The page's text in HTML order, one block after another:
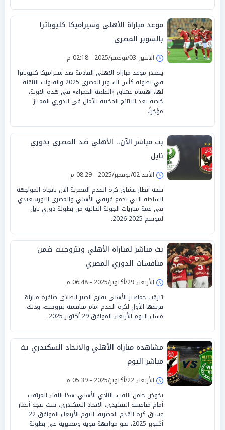
موعد مباراة الأهلي وسيراميكا كليوباترا
بالسوبر المصري
الإثنين 03/نوفمبر/2025 - 02:18 م
يتصدر موعد مباراة الأهلي القادمة ضد سيراميكا كليوباترا
في بطولة كأس السوبر المصري 2025 والقنوات الناقلة
لها، اهتمام عشاق «القلعة الحمراء» في هذه الآونة،
خاصة بعد النتائج المخيبة للآمال في الدوري الممتاز
مؤخراً.
بث مباشر الآن.. الأهلي ضد المصري بدوري
نايل
الأحد 02/نوفمبر/2025 - 08:29 م
تتجه أنظار عشاق كرة القدم المصرية الآن باتجاه المواجهة
الساخنة التي تجمع فريقي الأهلي والمصري البورسعيدي
في قمة مباريات الجولة الحالية من بطولة دوري نايل
لموسم 2025-2026.
بث مباشر لمباراة الأهلي وبتروجيت ضمن
منافسات الدوري المصري
الأربعاء 29/أكتوبر/2025 - 06:48 م
تترقب جماهير الأهلي بفارغ الصبر انطلاق صافرة مباراة
فريقها الأول لكرة القدم أمام منافسه بتروجيت، وذلك
مساء اليوم الأربعاء الموافق 29 أكتوبر 2025.
مشاهدة مباراة الأهلي والاتحاد السكندري بث
مباشر اليوم
الأربعاء 22/أكتوبر/2025 - 05:39 م
يخوض حامل اللقب، النادي الأهلي، هذا اللقاء المرتقب
أمام منافسه التقليدي، الاتحاد السكندري، حيث تتجه أنظار
عشاق كرة القدم المصرية، اليوم الأربعاء الموافق 22
أكتوبر 2025، نحو مواجهة قوية ومصيرية في بطولة